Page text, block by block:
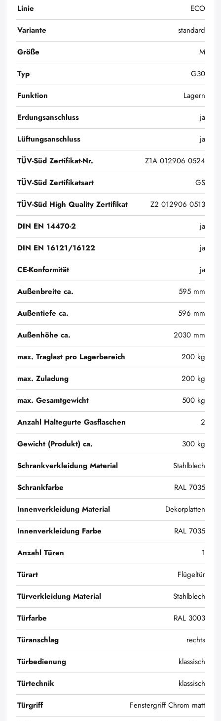
Linie
ECO
Variante
standard
Größe
M
Typ
G30
Funktion
Lagern
Erdungsanschluss
ja
Lüftungsanschluss
ja
TÜV-Süd Zertifikat-Nr.
Z1A 012906 0524
TÜV-Süd Zertifikatsart
GS
TÜV-Süd High Quality Zertifikat
Z2 012906 0513
DIN EN 14470-2
ja
DIN EN 16121/16122
ja
CE-Konformität
ja
Außenbreite ca.
595 mm
Außentiefe ca.
596 mm
Außenhöhe ca.
2030 mm
max. Traglast pro Lagerbereich
200 kg
max. Zuladung
200 kg
max. Gesamtgewicht
500 kg
Anzahl Haltegurte Gasflaschen
2
Gewicht (Produkt) ca.
300 kg
Schrankverkleidung Material
Stahlblech
Schrankfarbe
RAL 7035
Innenverkleidung Material
Dekorplatten
Innenverkleidung Farbe
RAL 7035
Anzahl Türen
1
Türart
Flügeltür
Türverkleidung Material
Stahlblech
Türfarbe
RAL 3003
Türanschlag
rechts
Türbedienung
klassisch
Türtechnik
klassisch
Türgriff
Fenstergriff Chrom matt